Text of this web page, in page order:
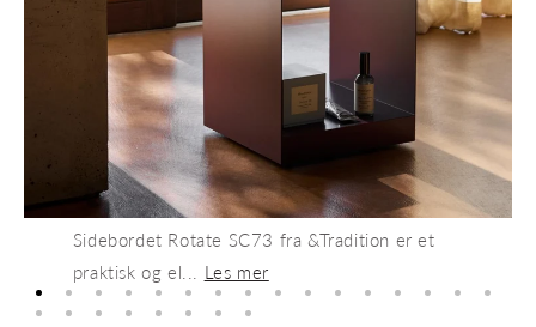
Sidebordet Rotate SC73 fra &Tradition er et
praktisk og el... Les mer